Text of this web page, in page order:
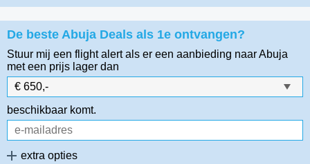
De beste Abuja Deals als 1e ontvangen?
Stuur mij een flight alert als er een aanbieding naar Abuja
met een prijs lager dan
beschikbaar komt.
extra opties